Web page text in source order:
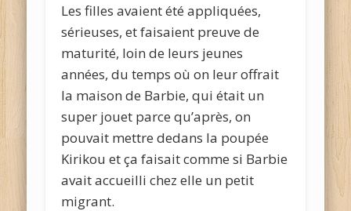
Les filles avaient été appliquées,
sérieuses, et faisaient preuve de
maturité, loin de leurs jeunes
années, du temps où on leur offrait
la maison de Barbie, qui était un
super jouet parce qu’après, on
pouvait mettre dedans la poupée
Kirikou et ça faisait comme si Barbie
avait accueilli chez elle un petit
migrant.